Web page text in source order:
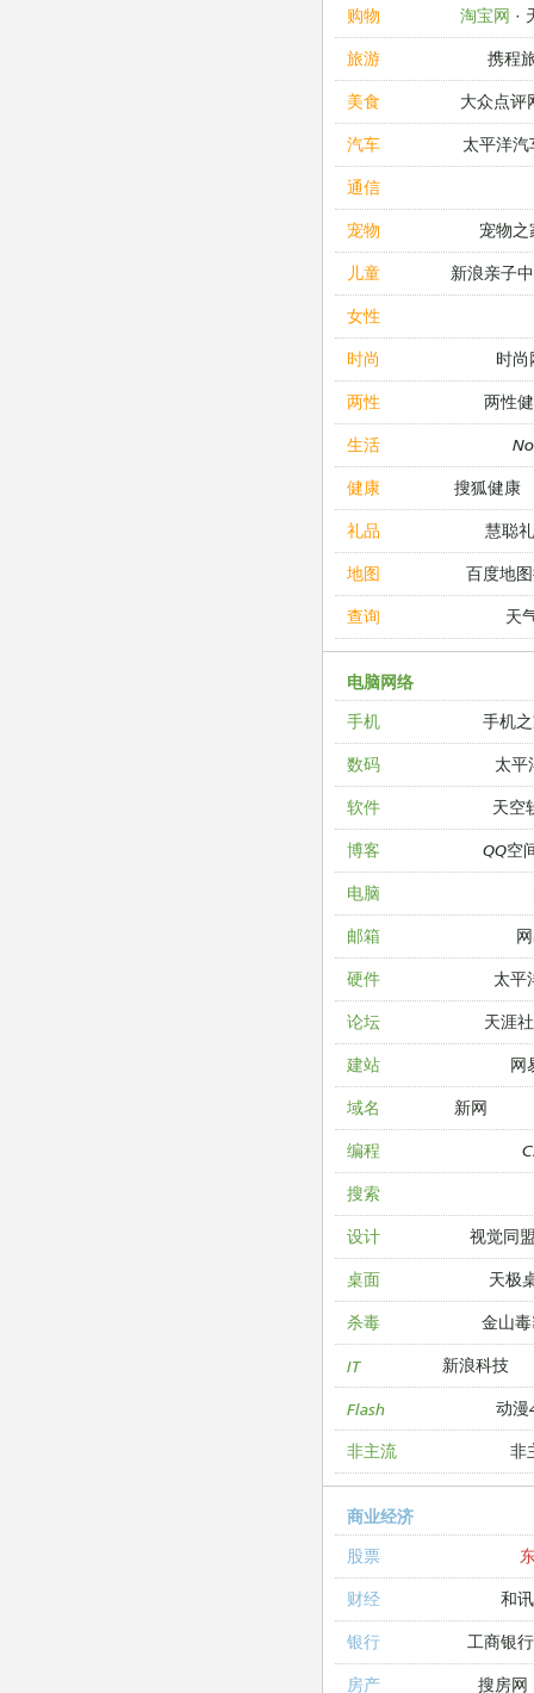
购物
淘宝网 ·
旅游 携程
美食 大众点评
汽车 太平洋汽
通信
宠物 宠物之
儿童 新浪亲子
女性
时尚 时尚
两性 两性
生活
健康 搜狐健康
礼品 慧聪
地图 百度地
查询 天
电脑网络
手机
手机
数码 太平
软件 天空
博客 QQ空
电脑
邮箱
硬件 太平
论坛 天涯
建站 网
域名 新网
编程
搜索
设计 视觉同
桌面 天极
杀毒 金山
IT 新浪科技
Flash 动漫
非主流 非
商业经济
股票
财经 和
银行 工商银行
房产 搜房网